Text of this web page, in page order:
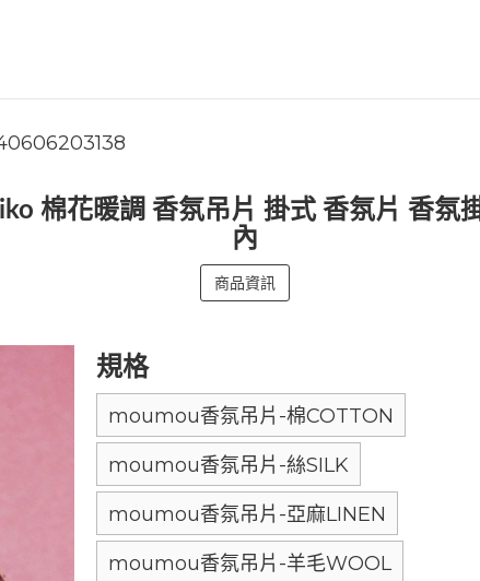
棉花暖調 香氛吊片 掛式 香氛片 香氛
內
商品資訊
規格
moumou香氛吊片-棉COTTON
moumou香氛吊片-絲SILK
moumou香氛吊片-亞麻LINEN
moumou香氛吊片-羊毛WOOL